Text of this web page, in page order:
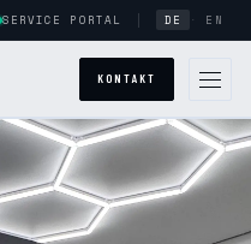
SERVICE PORTAL DE · EN
KONTAKT